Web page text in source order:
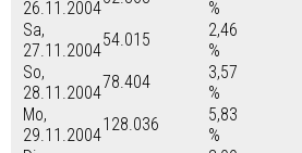
26.11.2004
%
Sa,
27.11.2004
54.015
2,46
%
So,
28.11.2004
78.404
3,57
%
Mo,
29.11.2004
128.036
5,83
%